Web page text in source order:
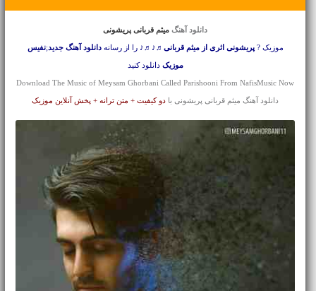
دانلود آهنگمیثم قربانی پریشونی
موزیک ?پریشونی اثری از میثم قربانی ♬♪♬♪ را از رسانهدانلود آهنگ جدید;نفیس
موزیک دانلود کنید
Download The Music of Meysam Ghorbani Called Parishooni From NafisMusic Now
دانلود آهنگ میثم قربانی پریشونی با دو کیفیت + متن ترانه + پخش آنلاین موزیک